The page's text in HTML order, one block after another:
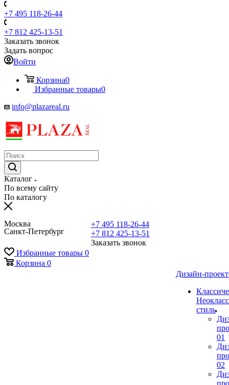
+7 495 118-26-44
+7 812 425-13-51
Заказать звонок
Задать вопрос
Войти
Корзина0
Избранные товары0
info@plazareal.ru
Каталог
По всему сайту
По каталогу
Москва
Санкт-Петербург
+7 495 118-26-44
+7 812 425-13-51
Заказать звонок
Избранные товары 0
Корзина 0
Дизайн-
стиль
01
02